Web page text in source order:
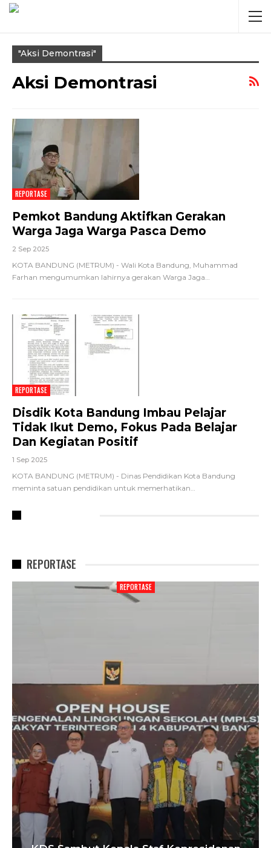
"aksi Demontrasi"
Aksi Demontrasi
REPORTASE
Pemkot Bandung Aktifkan Gerakan
Warga Jaga Warga Pasca Demo
2 Sep 2025
KOTA BANDUNG (METRUM) - Wali Kota Bandung, Muhammad
Farhan mengumumkan lahirnya gerakan Warga Jaga…
REPORTASE
Disdik Kota Bandung Imbau Pelajar
Tidak Ikut Demo, Fokus Pada Belajar
Dan Kegiatan Positif
1 Sep 2025
KOTA BANDUNG (METRUM) - Dinas Pendidikan Kota Bandung
meminta satuan pendidikan untuk memerhatikan
REPORTASE
REPORTASE